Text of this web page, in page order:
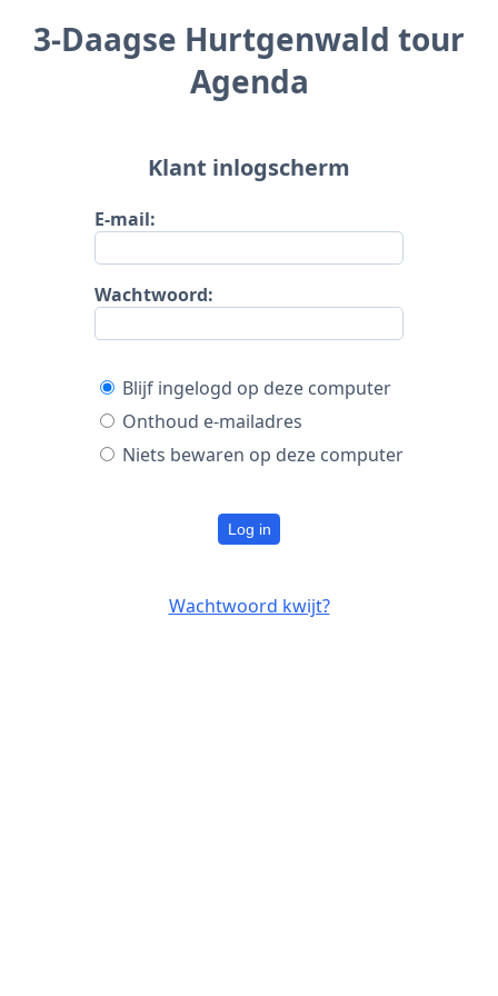
3-Daagse Hurtgenwald tour
Agenda
Klant inlogscherm
E-mail:
Wachtwoord:
Blijf ingelogd op deze computer
Onthoud e-mailadres
Niets bewaren op deze computer
Log in
Wachtwoord kwijt?